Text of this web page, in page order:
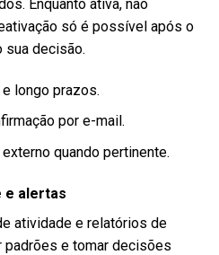
Enquanto ativa, não
só é possível após o
sua decisão.
longo prazos.
por e-mail.
quando pertinente.
e alertas
atividade e relatórios de
padrões e tomar decisões